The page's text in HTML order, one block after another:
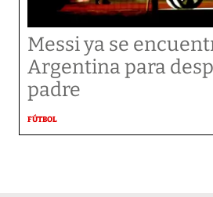
Messi ya se
Argentina para
padre
FÚTBOL